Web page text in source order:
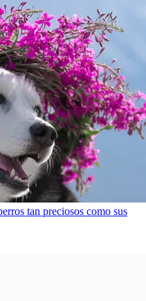
tan preciosos como sus